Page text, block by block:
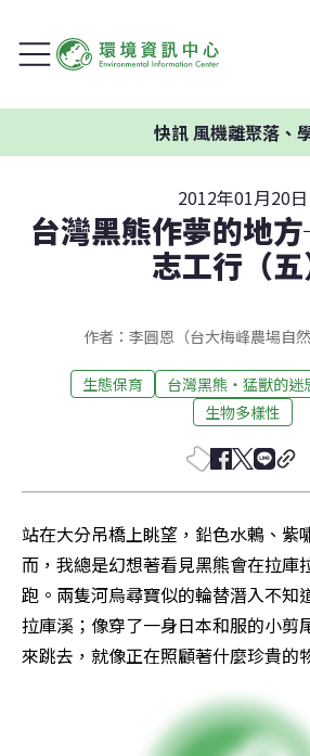
風機離聚落、學校
2012年01月20日
台灣黑熊作夢的地
志工行（五
作者：李圓恩（台大梅峰農場自然
生態保育 台灣黑熊‧猛獸的迷
生物多樣性
站在大分吊橋上眺望，鉛色水鶇、紫
而，我總是幻想著看見黑熊會在拉庫
跑。兩隻河烏尋寶似的輪替潛入不知
拉庫溪；像穿了一身日本和服的小剪
來跳去，就像正在照顧著什麼珍貴的